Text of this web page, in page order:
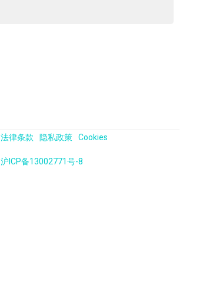
法律条款 隐私政策 Cookies
沪ICP备13002771号-8